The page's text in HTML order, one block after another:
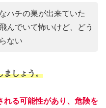
ハチの巣が出来ていた
んでいて怖いけど、どう
ない
ましょう。
れる可能性があり、危険を